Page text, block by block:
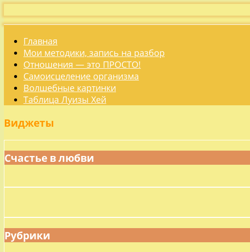
Главная
Мои методики, запись на разбор
Отношения — это ПРОСТО!
Самоисцеление организма
Волшебные картинки
Таблица Луизы Хей
Виджеты
Счастье в любви
Рубрики